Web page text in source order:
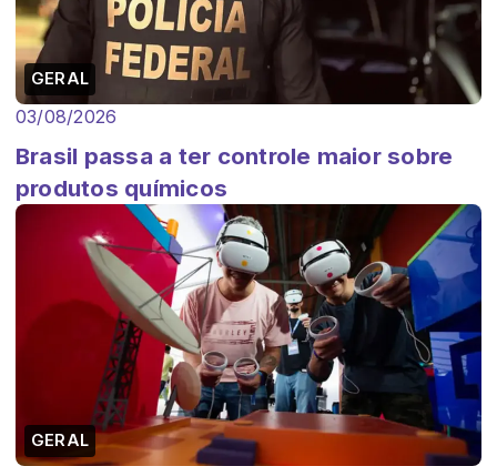
GERAL
03/08/2026
Brasil passa a ter controle maior sobre
produtos químicos
GERAL